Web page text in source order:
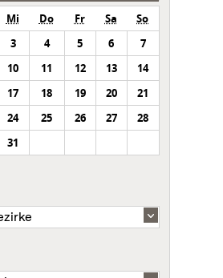
Mi Do Fr Sa
So
3 4 5 6
7
10 11 12 13
14
17 18 19 20
21
24 25 26 27
28
31